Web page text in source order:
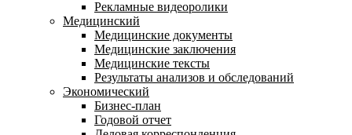
Рекламные видеоролики
Медицинский
Медицинские документы
Медицинские заключения
Медицинские тексты
Результаты анализов и обследований
Экономический
Бизнес-план
Годовой отчет